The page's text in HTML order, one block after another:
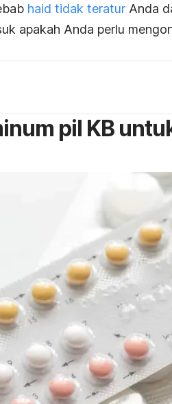
haid tidak teratur Anda
apakah Anda perlu
pil KB